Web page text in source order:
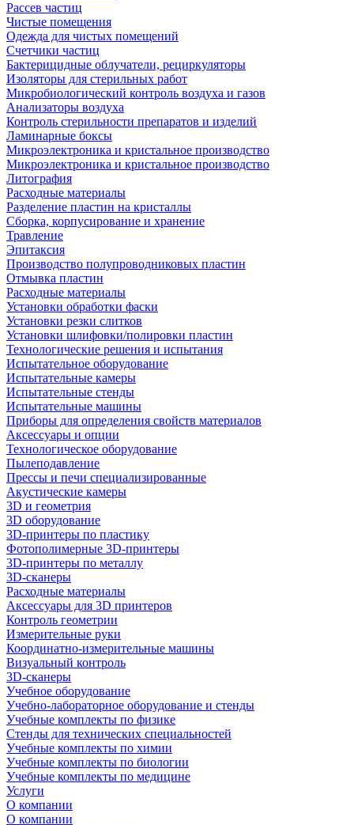
Рассев частиц
Чистые помещения
Одежда для чистых помещений
Счетчики частиц
Бактерицидные облучатели, рециркуляторы
Изоляторы для стерильных работ
Микробиологический контроль воздуха и газов
Анализаторы воздуха
Контроль стерильности препаратов и изделий
Ламинарные боксы
Микроэлектроника и кристальное производство
Микроэлектроника и кристальное производство
Литография
Расходные материалы
Разделение пластин на кристаллы
Сборка, корпусирование и хранение
Травление
Эпитаксия
Производство полупроводниковых пластин
Отмывка пластин
Расходные материалы
Установки обработки фаски
Установки резки слитков
Установки шлифовки/полировки пластин
Технологические решения и испытания
Испытательное оборудование
Испытательные камеры
Испытательные стенды
Испытательные машины
Приборы для определения свойств материалов
Аксессуары и опции
Технологическое оборудование
Пылеподавление
Прессы и печи специализированные
Акустические камеры
3D и геометрия
3D оборудование
3D-принтеры по пластику
Фотополимерные 3D-принтеры
3D-принтеры по металлу
3D-сканеры
Расходные материалы
Аксессуары для 3D принтеров
Контроль геометрии
Измерительные руки
Координатно-измерительные машины
Визуальный контроль
3D-сканеры
Учебное оборудование
Учебно-лабораторное оборудование и стенды
Учебные комплекты по физике
Стенды для технических специальностей
Учебные комплекты по химии
Учебные комплекты по биологии
Учебные комплекты по медицине
Услуги
О компании
О компании